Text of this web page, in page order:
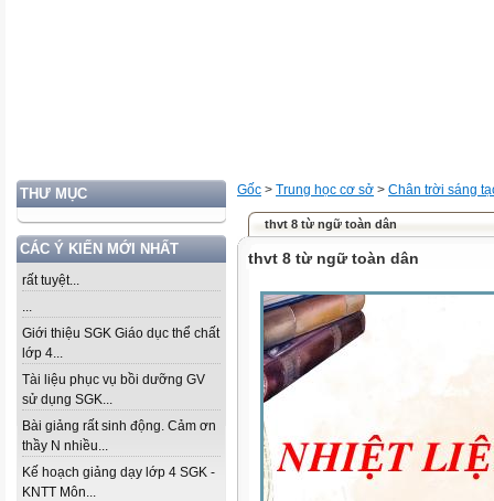
THƯ MỤC
CÁC Ý KIẾN MỚI NHẤT
rất tuyệt...
...
Giới thiệu SGK Giáo dục thể chất
lớp 4...
Tài liệu phục vụ bồi dưỡng GV
sử dụng SGK...
Bài giảng rất sinh động. Cảm ơn
thầy N nhiều...
Kế hoạch giảng dạy lớp 4 SGK -
KNTT Môn...
Gốc > Trung học cơ sở > Chân trời sáng
thvt 8 từ ngữ toàn dân
thvt 8 từ ngữ toàn dân